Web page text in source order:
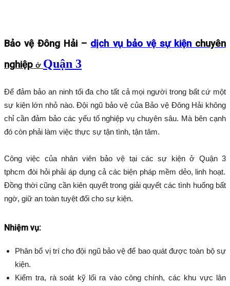
Bảo vệ Đông Hải – dịch vụ bảo vệ sự kiện chuyên
nghiệp ở Quận 3
Để đảm bảo an ninh tối đa cho tất cả mọi người trong bất cứ một
sự kiện lớn nhỏ nào. Đội ngũ bảo vệ của Bảo vệ Đông Hải không
chỉ cần đảm bảo các yếu tố nghiệp vụ chuyên sâu. Mà bên cạnh
đó còn phải làm việc thực sự tận tình, tận tâm.
Công việc của nhân viên bảo vệ tại các sự kiệnở Quận 3
tphcm đòi hỏi phải áp dụng cả các biện pháp mềm dẻo, linh hoạt.
Đồng thời cũng cần kiên quyết trong giải quyết các tình huống bất
ngờ, giữ an toàn tuyệt đối cho sự kiện.
Nhiệm vụ:
Phân bổ vị trí cho đội ngũ bảo vệ để bao quát được toàn bộ sự
kiện.
Kiểm tra, rà soát kỹ lối ra vào công chính, các khu vực lân